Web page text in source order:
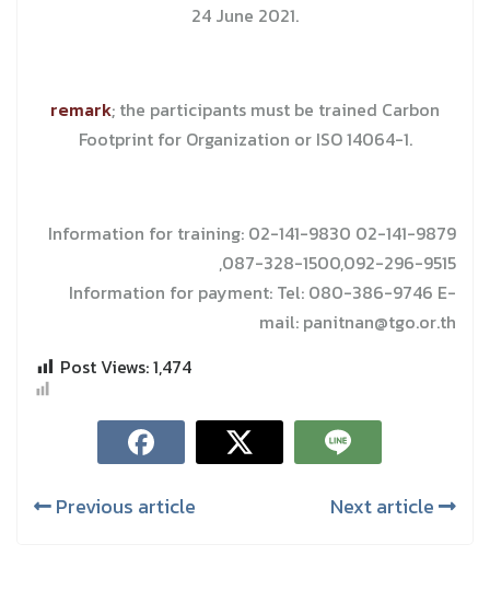
24 June 2021.
remark; the participants must be trained Carbon
Footprint for Organization or ISO 14064-1.
Information for training: 02-141-9830 02-141-9879
,087-328-1500,092-296-9515
Information for payment: Tel: 080-386-9746 E-
mail: panitnan@tgo.or.th
Post Views:1,474
Previous article Next article